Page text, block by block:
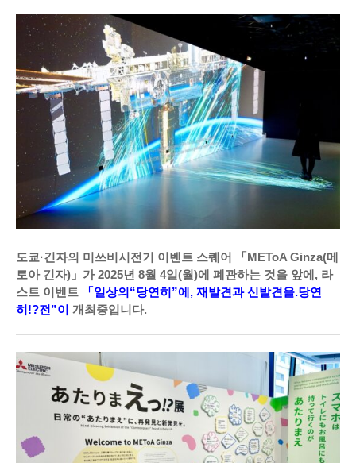
도쿄·긴자의 미쓰비시전기 이벤트 스퀘어 「METoA Ginza(메
토아 긴자)」가 2025년 8월 4일(월)에 폐관하는 것을 앞에, 라
스트 이벤트
「일상의“당연히”에, 재발견과 신발견을.당연
히!?전”이 개최중입니다.